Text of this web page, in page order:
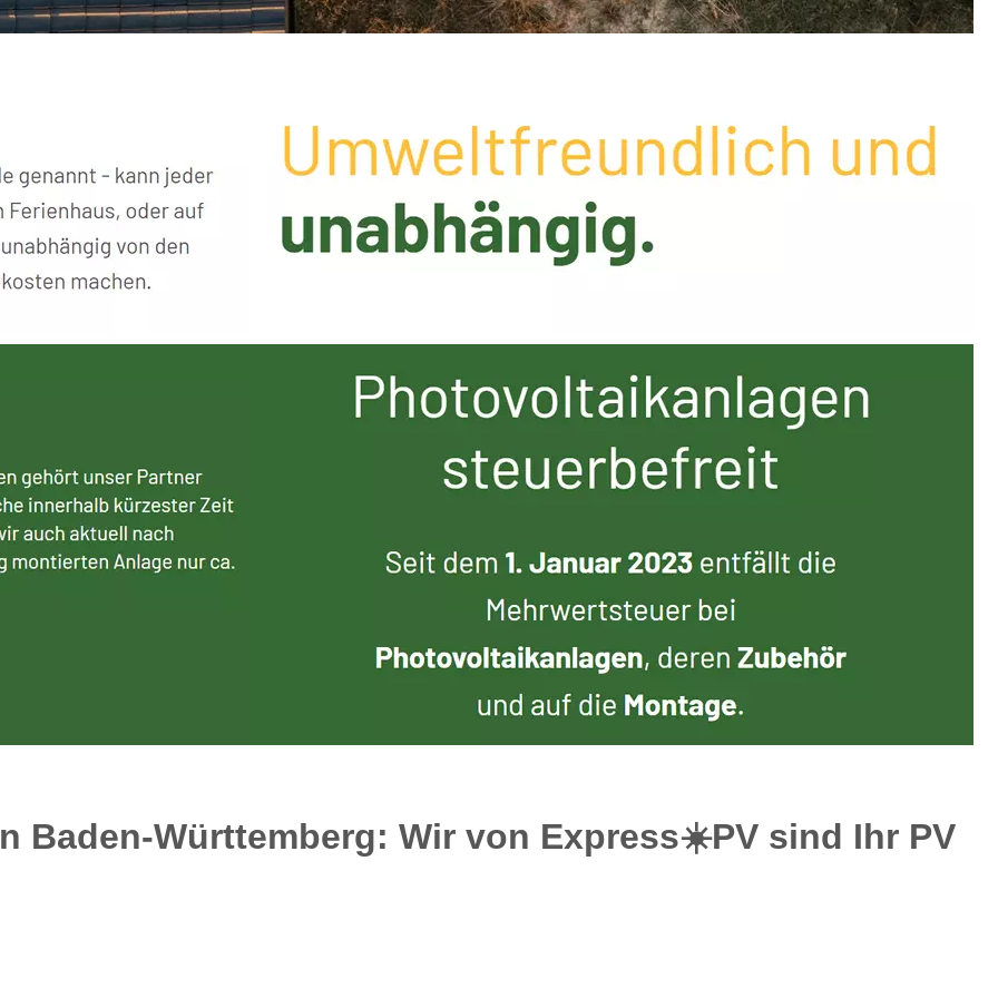
Baden-Württemberg: Wir von Express☀️PV️ sind Ihr PV